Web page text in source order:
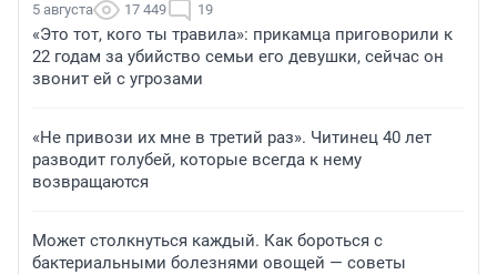
5 августа 17 449 19
«Это тот, кого ты травила»: прикамца приговорили к
22 годам за убийство семьи его девушки, сейчас он
звонит ей с угрозами
«Не привози их мне в третий раз». Читинец 40 лет
разводит голубей, которые всегда к нему
возвращаются
Может столкнуться каждый. Как бороться с
бактериальными болезнями овощей — советы